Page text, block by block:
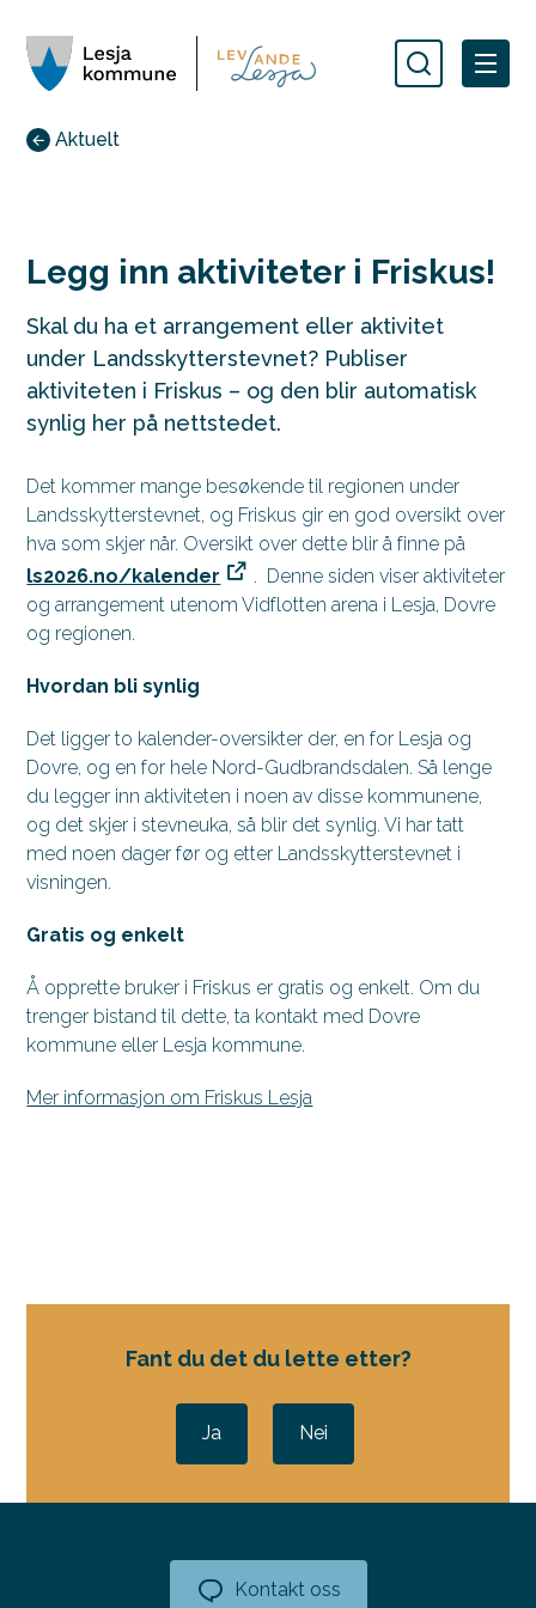
Du er her:
Aktuelt
Legg inn aktiviteter i Friskus!
Skal du ha et arrangement eller aktivitet
under Landsskytterstevnet? Publiser
aktiviteten i Friskus – og den blir automatisk
synlig her på nettstedet.
Det kommer mange besøkende til regionen under
Landsskytterstevnet, og Friskus gir en god oversikt over
hva som skjer når. Oversikt over dette blir å finne på
ls2026.no/kalender
. Denne siden viser aktiviteter
og arrangement utenom Vidflotten arena i Lesja, Dovre
og regionen.
Hvordan bli synlig
Det ligger to kalender-oversikter der, en for Lesja og
Dovre, og en for hele Nord-Gudbrandsdalen. Så lenge
du legger inn aktiviteten i noen av disse kommunene,
og det skjer i stevneuka, så blir det synlig. Vi har tatt
med noen dager før og etter Landsskytterstevnet i
visningen.
Gratis og enkelt
Å opprette bruker i Friskus er gratis og enkelt. Om du
trenger bistand til dette, ta kontakt med Dovre
kommune eller Lesja kommune.
Mer informasjon om Friskus Lesja
Fant du det du lette etter?
Ja Nei
Kontakt oss